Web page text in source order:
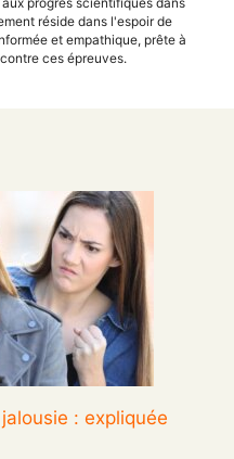
réside dans l'espoir de
et empathique, prête à
ces épreuves.
: expliquée